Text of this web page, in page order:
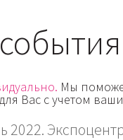
Мы
Вас с учетом
2022.